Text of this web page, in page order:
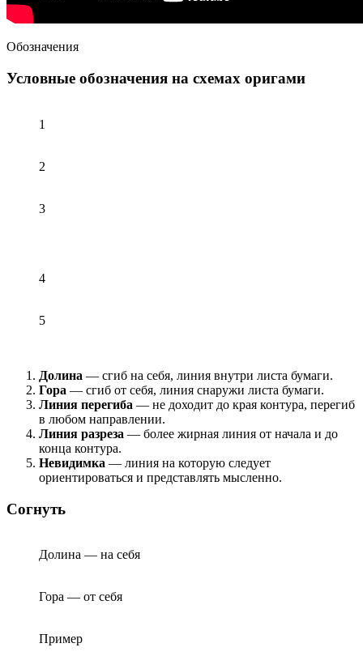
Обозначения
Условные обозначения на схемах оригами
1
2
3
4
5
Долина — сгиб на себя, линия внутри листа бумаги.
Гора — сгиб от себя, линия снаружи листа бумаги.
Линия перегиба — не доходит до края контура, перегиб
в любом направлении.
Линия разреза — более жирная линия от начала и до
конца контура.
Невидимка — линия на которую следует
ориентироваться и представлять мысленно.
Согнуть
Долина — на себя
Гора — от себя
Пример